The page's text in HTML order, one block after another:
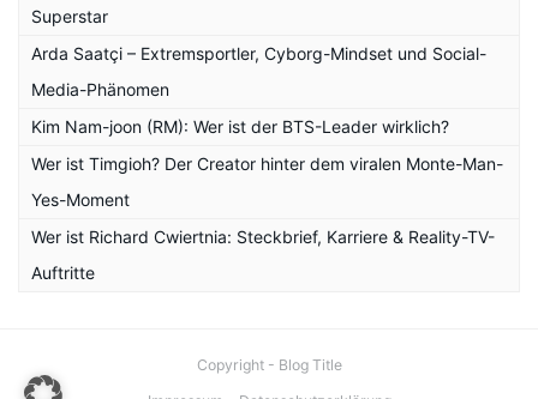
Superstar
Arda Saatçi – Extremsportler, Cyborg-Mindset und Social-
Media-Phänomen
Kim Nam-joon (RM): Wer ist der BTS-Leader wirklich?
Wer ist Timgioh? Der Creator hinter dem viralen Monte-Man-
Yes-Moment
Wer ist Richard Cwiertnia: Steckbrief, Karriere & Reality-TV-
Auftritte
Copyright - Blog Title